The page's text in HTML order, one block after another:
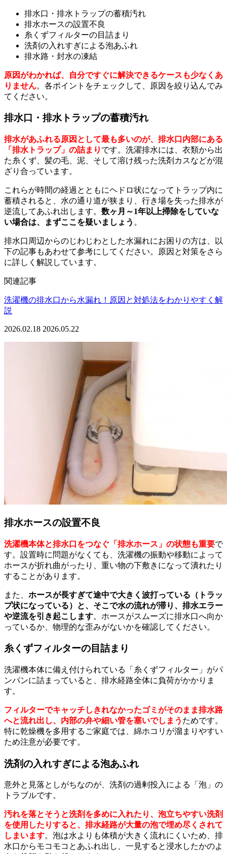
排水口・排水トラップの蓄積汚れ
排水ホースの設置不良
糸くずフィルターの目詰まり
洗剤の入れすぎによる泡あふれ
排水路・封水の凍結
原因がわかれば、自分ですぐに解決できるケースも少なくあ
りません。各ポイントをチェックして、原因を絞り込んでみ
てください。
排水口・排水トラップの蓄積汚れ
排水があふれる原因として最も多いのが、排水口内部にある
「排水トラップ」の詰まり です。洗濯排水には、衣類から出
た糸くず、髪の毛、泥、そして溶け残った洗剤カスなどが混
ざり合っています。
これらが時間の経過とともにヘドロ状になってトラップ内に
蓄積されると、水の通り道が狭まり、行き場を失った排水が
逆流してあふれ出します。 数ヶ月～1年以上掃除をしていな
い場合は、まずここを疑いましょう 。
排水口周辺からのじわじわとした水漏れにお困りの方は、以
下の記事もあわせて参考にしてください。原因と対策をさら
に詳しく解説しています。
関連記事
洗濯機の排水口から水漏れ！原因と対処法をわかりやすく解
説
2026.02.18 2026.05.22
排水ホースの設置不良
洗濯機本体と排水口をつなぐ「排水ホース」の状態も重要で
す。設置時に問題がなくても、洗濯機の振動や移動によって
ホースが折れ曲がったり、重い物の下敷きになって潰れたり
することがあります。
また、 ホースが長すぎて途中で大きく波打っている（トラッ
プ状になっている）と、そこで水の流れが滞り、排水エラー
や逆流を引き起こします。ホースがスムーズに排水口へ向か
っているか、物理的な歪みがないかを確認してください。
糸くずフィルターの目詰まり
洗濯機本体に備え付けられている「糸くずフィルター」がパ
ンパンに詰まっていると、排水経路全体に負荷がかかりま
す。
フィルターでキャッチしきれなかったゴミがそのまま排水路
へと流れ出し、内部の弁や細い管を塞いでしまう ためです。
特に乾燥機を多用するご家庭では、綿ホコリが溜まりやすい
ため注意が必要です。
洗剤の入れすぎによる泡あふれ
意外と見落としがちなのが、洗剤の過剰投入による「泡」の
トラブルです。
汚れを落とそうと洗剤を多めに入れたり、泡立ちやすい洗剤
を使用したりすると、排水経路が大量の泡で埋め尽くされて
しまいます。泡は水よりも体積が大きく流れにくいため、排
水口からモコモコとあふれ出し、一見すると浸水したかのよ